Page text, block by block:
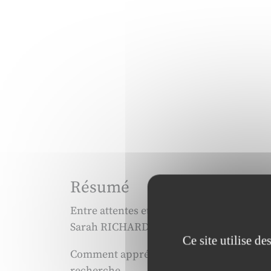
Résumé
Entre attentes et réalités : une analyse
Sarah RICHARD, Isabelle BARTH
Comment apprécier l’impact
Ce site utilise